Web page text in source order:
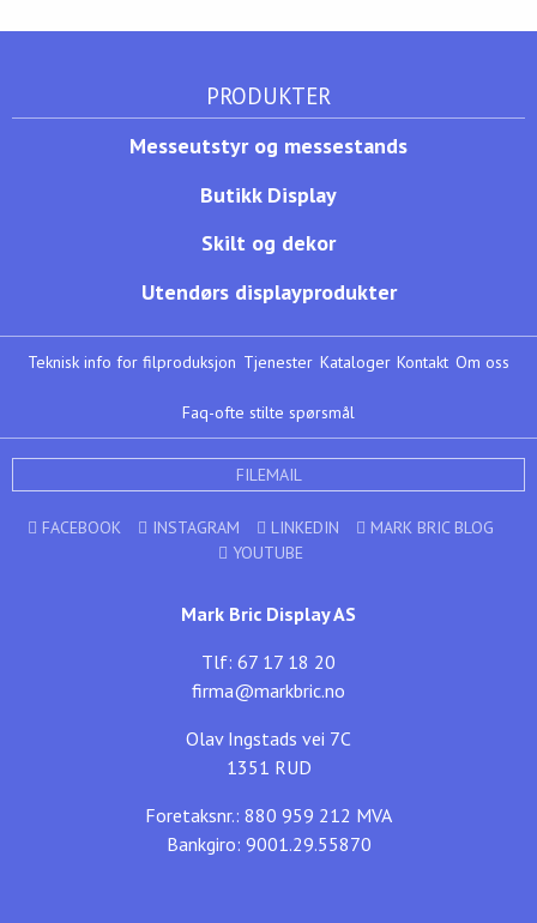
PRODUKTER
Messeutstyr og messestands
Butikk Display
Skilt og dekor
Utendørs displayprodukter
Teknisk info for filproduksjon Tjenester Kataloger Kontakt Om oss
Faq-ofte stilte spørsmål
FILEMAIL
FACEBOOK INSTAGRAM LINKEDIN
MARK BRIC BLOG
YOUTUBE
Mark Bric Display AS
Tlf: 67 17 18 20
firma@markbric.no
Olav Ingstads vei 7C
1351 RUD
Foretaksnr.: 880 959 212 MVA
Bankgiro: 9001.29.55870